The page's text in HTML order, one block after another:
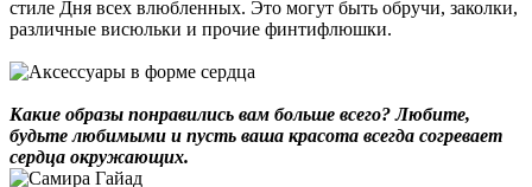
стиле Дня всех влюбленных. Это могут быть обручи, заколки,
различные висюльки и прочие финтифлюшки.
Какие образы понравились вам больше всего? Любите,
будьте любимыми и пусть ваша красота всегда согревает
сердца окружающих.